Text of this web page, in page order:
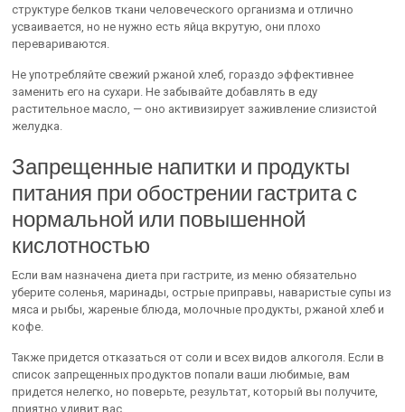
структуре белков ткани человеческого организма и отлично
усваивается, но не нужно есть яйца вкрутую, они плохо
перевариваются.
Не употребляйте свежий ржаной хлеб, гораздо эффективнее
заменить его на сухари. Не забывайте добавлять в еду
растительное масло, — оно активизирует заживление слизистой
желудка.
Запрещенные напитки и продукты
питания при обострении гастрита с
нормальной или повышенной
кислотностью
Если вам назначена диета при гастрите, из меню обязательно
уберите соленья, маринады, острые приправы, наваристые супы из
мяса и рыбы, жареные блюда, молочные продукты, ржаной хлеб и
кофе.
Также придется отказаться от соли и всех видов алкоголя. Если в
список запрещенных продуктов попали ваши любимые, вам
придется нелегко, но поверьте, результат, который вы получите,
приятно удивит вас.